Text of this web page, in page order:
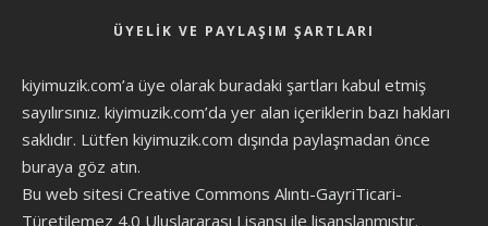
ÜYELIK VE PAYLAŞIM ŞARTLARI
kiyimuzik.com’a üye olarak buradaki şartları kabul etmiş
sayılırsınız. kiyimuzik.com’da yer alan içeriklerin bazı hakları
saklıdır. Lütfen kiyimuzik.com dışında paylaşmadan önce
buraya göz atın.
Bu web sitesi Creative Commons Alıntı-GayriTicari-
Türetilemez 4.0 Uluslararası Lisansı ile lisanslanmıştır.